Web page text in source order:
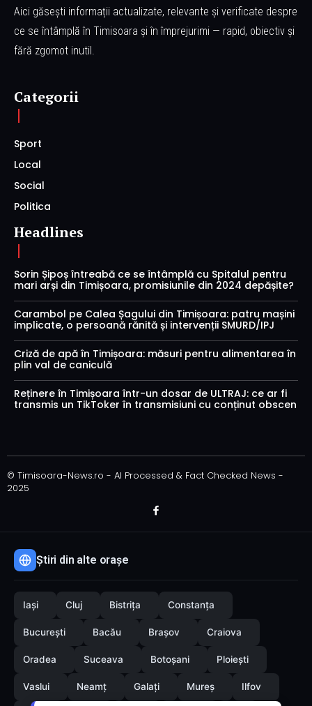
Aici găsești informații actualizate, relevante și verificate despre
ce se întâmplă în Timisoara și în împrejurimi — rapid, obiectiv și
fără zgomot inutil.
Categorii
Sport
Local
Social
Politica
Headlines
Sorin Șipoș întreabă ce se întâmplă cu Spitalul pentru
mari arși din Timișoara, promisiunile din 2024 depășite?
Carambol pe Calea Șagului din Timișoara: patru mașini
implicate, o persoană rănită și intervenții SMURD/IPJ
Criză de apă în Timișoara: măsuri pentru alimentarea în
plin val de caniculă
Reținere în Timișoara într-un dosar de ULTRAJ: ce ar fi
transmis un TikToker în transmisiuni cu conținut obscen
© Timisoara-News.ro - AI Processed & Fact Checked News -
2025
Știri din alte orașe
Iași Cluj Bistrița Constanța
București Bacău Brașov Craiova
Oradea Suceava Botoșani Ploiești
Vaslui Neamț Galați Mureș Ilfov